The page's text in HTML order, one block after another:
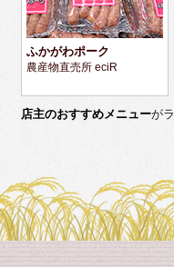
ふかがわポーク
農産物直売所 eciR
店主のおすすめメニューが